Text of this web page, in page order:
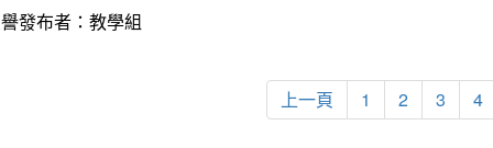
發布者：教學組
上一頁 1 2 3 4